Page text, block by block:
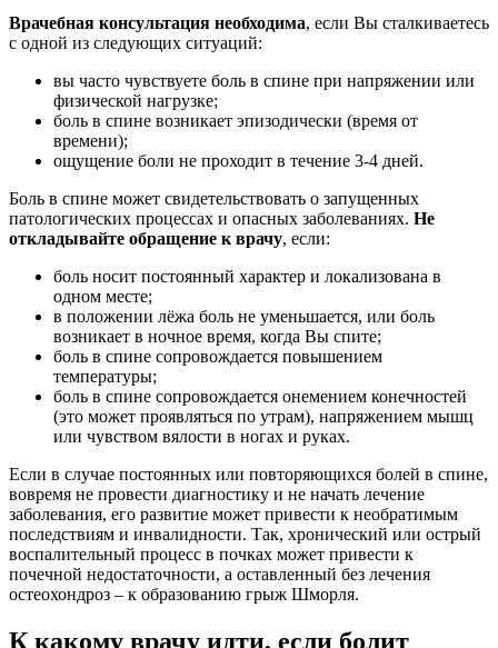
Врачебная консультация необходима, если Вы сталкиваетесь
с одной из следующих ситуаций:
вы часто чувствуете боль в спине при напряжении или
физической нагрузке;
боль в спине возникает эпизодически (время от
времени);
ощущение боли не проходит в течение 3-4 дней.
Боль в спине может свидетельствовать о запущенных
патологических процессах и опасных заболеваниях. Не
откладывайте обращение к врачу, если:
боль носит постоянный характер и локализована в
одном месте;
в положении лёжа боль не уменьшается, или боль
возникает в ночное время, когда Вы спите;
боль в спине сопровождается повышением
температуры;
боль в спине сопровождается онемением конечностей
(это может проявляться по утрам), напряжением мышц
или чувством вялости в ногах и руках.
Если в случае постоянных или повторяющихся болей в спине,
вовремя не провести диагностику и не начать лечение
заболевания, его развитие может привести к необратимым
последствиям и инвалидности. Так, хронический или острый
воспалительный процесс в почках может привести к
почечной недостаточности, а оставленный без лечения
остеохондроз – к образованию грыж Шморля.
К какому врачу идти, если болит